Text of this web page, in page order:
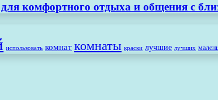
комфортного отдыха и общения с
использовать комнат комнаты краски лучшие лучших